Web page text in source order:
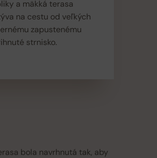
a mäkká terasa
na cestu od veľkých
zapustenému
strnisko.
bola navrhnutá tak, aby